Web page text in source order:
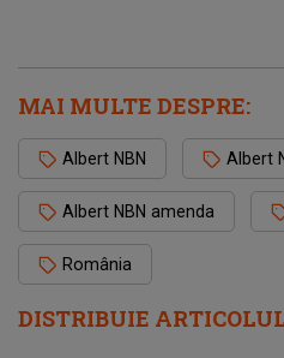
DISTRIBUIE
MAI MULTE DESPRE:
Albert NBN Albert
Albert NBN amenda
România